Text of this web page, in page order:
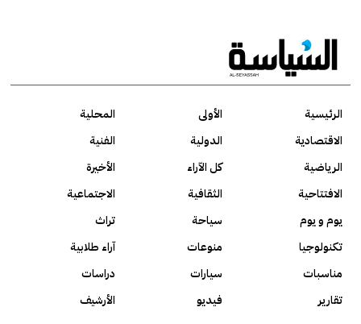
الرئيسية الأولى
المحلية
الاقتصادية
الدولية
الفنية
الرياضية
كل الآراء
الأخيرة
الافتتاحية
الثقافية
الاجتماعية
يوم و يوم
سياحة
تراث
تكنولوجيا
منوعات
آراء طلابية
مناسبات
سيارات
دراسات
تقارير
فيديو الأرشيف